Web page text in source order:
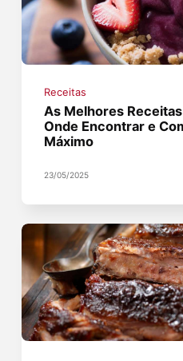
Receitas
As Melhores
Onde Encontrar e
Máximo
23/05/2025